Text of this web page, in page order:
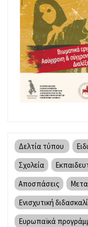
Δελτία τύπου
Σχολεία
Αποσπάσεις
Ενισχυτική
Ευρωπαϊκά